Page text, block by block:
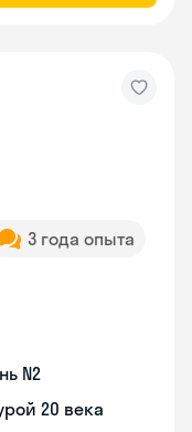
3 года опыта
N2
20 века